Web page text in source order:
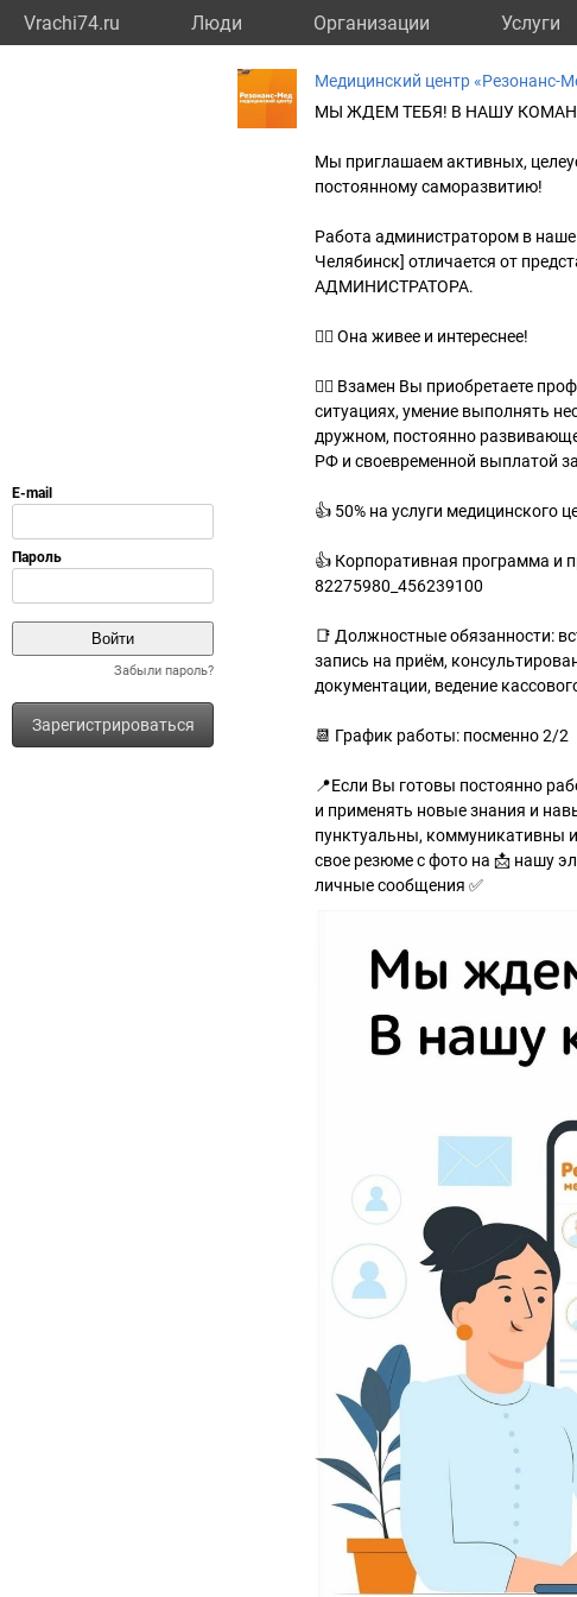
Vrachi74.ru Люди Организации Услуги
Забыли пароль?
Зарегистрироваться
Медицинский центр «Резонанс-
МЫ ЖДЕМ ТЕБЯ! В НАШУ
Мы приглашаем активных,
постоянному саморазвитию!
Работа администратором в
Челябинск] отличается от
АДМИНИСТРАТОРА.
👍🏻 Она живее и интереснее!
👍🏻 Взамен Вы приобретаете
ситуациях, умение выполнять
дружном, постоянно
РФ и своевременной выплатой
👍 50% на услуги медицинского
👍 Корпоративная программа и
82275980_456239100
📑 Должностные обязанности:
запись на приём,
документации, ведение
📆 График работы: посменно 2/2
📍Если Вы готовы постоянно
и применять новые знания и
пунктуальны, коммуникативны
свое резюме с фото на 📩 нашу
личные сообщения ✅